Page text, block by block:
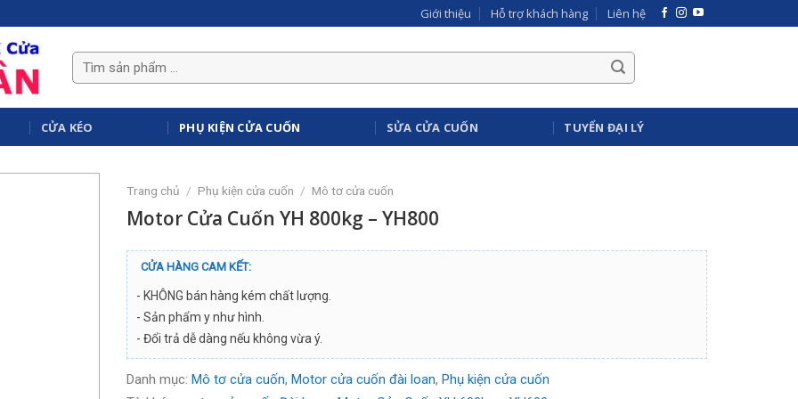
Giới thiệu Hỗ trợ khách hàng Liên hệ
CỬA KÉO PHỤ KIỆN CỬA CUỐN SỬA CỬA CUỐN TUYỂN ĐẠI LÝ
Trang chủ / Phụ kiện cửa cuốn / Mô tơ cửa cuốn
Motor Cửa Cuốn YH 800kg – YH800
CỬA HÀNG CAM KẾT:
- KHÔNG bán hàng kém chất lượng.
- Sản phẩm y như hình.
- Đổi trả dễ dàng nếu không vừa ý.
Danh mục: Mô tơ cửa cuốn, Motor cửa cuốn đài loan, Phụ kiện cửa cuốn